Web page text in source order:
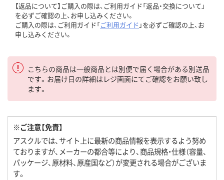
【返品について】ご購入の際は、ご利用ガイド「返品・交換について」
を必ずご確認の上、お申し込みください。
ご購入の際は、ご利用ガイド「ご利用ガイド 」を必ずご確認の上、お
申し込みください。
こちらの商品は一般商品とは別便で届く場合がある別送品
です。お届け日の詳細はレジ画面にてご確認をお願い致し
ます。
※ご注意【免責】
アスクルでは、サイト上に最新の商品情報を表示するよう努め
ておりますが、メーカーの都合等により、商品規格・仕様（容量、
パッケージ、原材料、原産国など）が変更される場合がございま
す。